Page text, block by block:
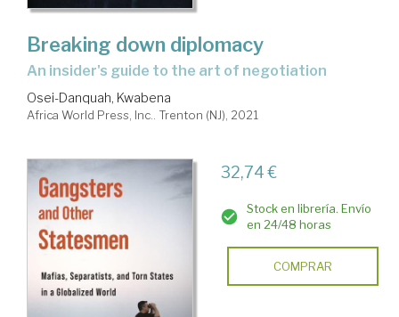
Breaking down diplomacy
an insider's guide to the art of negotiation
Osei-Danquah, Kwabena
Africa World Press, Inc.. Trenton (NJ), 2021
32,74 €
Stock en librería. Envío
en 24/48 horas
COMPRAR